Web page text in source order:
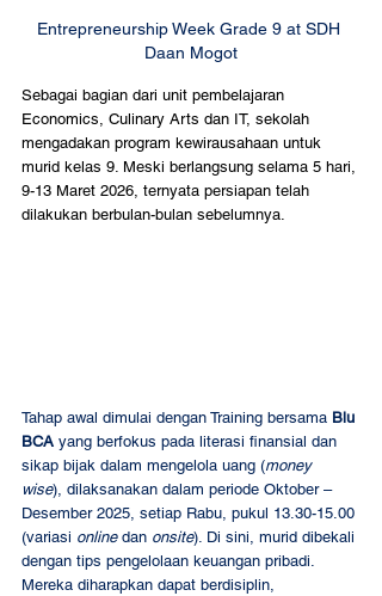
Entrepreneurship Week Grade 9 at SDH
Daan Mogot
Sebagai bagian dari unit pembelajaran
Economics, Culinary Arts dan IT, sekolah
mengadakan program kewirausahaan untuk
murid kelas 9. Meski berlangsung selama 5 hari,
9-13 Maret 2026, ternyata persiapan telah
dilakukan berbulan-bulan sebelumnya.
Tahap awal dimulai dengan Training bersama Blu
BCA yang berfokus pada literasi finansial dan
sikap bijak dalam mengelola uang (money
wise), dilaksanakan dalam periode Oktober –
Desember 2025, setiap Rabu, pukul 13.30-15.00
(variasi online dan onsite). Di sini, murid dibekali
dengan tips pengelolaan keuangan pribadi.
Mereka diharapkan dapat berdisiplin,